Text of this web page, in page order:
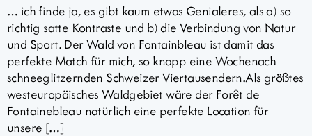
… ich finde ja, es gibt kaum etwas Genialeres, als a) so
richtig satte Kontraste und b) die Verbindung von Natur
und Sport. Der Wald von Fontainbleau ist damit das
perfekte Match für mich, so knapp eine Wochenach
schneeglitzernden Schweizer Viertausendern.Als größtes
westeuropäisches Waldgebiet wäre der Forêt de
Fontainebleau natürlich eine perfekte Location für
unsere […]